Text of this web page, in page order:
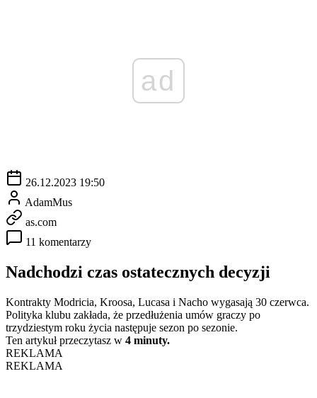
ad
26.12.2023 19:50
AdamMus
as.com
11 komentarzy
Nadchodzi czas ostatecznych decyzji
Kontrakty Modricia, Kroosa, Lucasa i Nacho wygasają 30 czerwca.
Polityka klubu zakłada, że ​​przedłużenia umów graczy po
trzydziestym roku życia następuje sezon po sezonie.
Ten artykuł przeczytasz w 4 minuty.
REKLAMA
REKLAMA